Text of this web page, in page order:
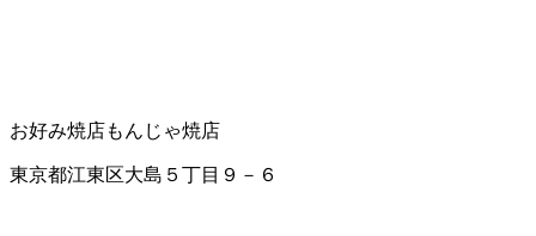
お好み焼店もんじゃ焼店
東京都江東区大島５丁目９－６